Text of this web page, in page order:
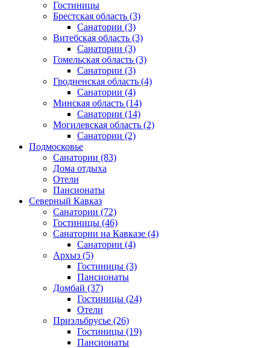
Гостиницы
Брестская область (3)
Санатории (3)
Витебская область (3)
Санатории (3)
Гомельская область (3)
Санатории (3)
Гродненская область (4)
Санатории (4)
Минская область (14)
Санатории (14)
Могилевская область (2)
Санатории (2)
Подмосковье
Санатории (83)
Дома отдыха
Отели
Пансионаты
Северный Кавказ
Санатории (72)
Гостиницы (46)
Санатории на Кавказе (4)
Санатории (4)
Архыз (5)
Гостиницы (3)
Пансионаты
Домбай (37)
Гостиницы (24)
Отели
Приэльбрусье (26)
Гостиницы (19)
Пансионаты